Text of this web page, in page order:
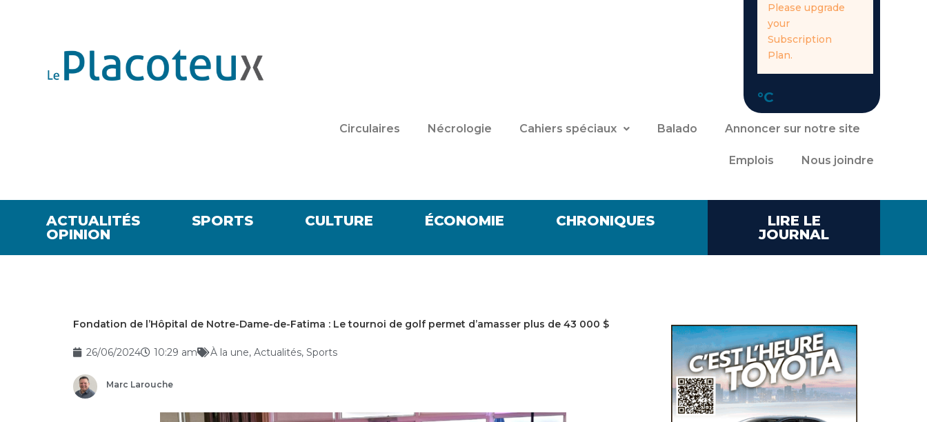
Please upgrade
your
Subscription
Plan.
°C
Circulaires Nécrologie Cahiers spéciaux Balado Annoncer sur notre site
Emplois Nous joindre
ACTUALITÉS SPORTS CULTURE ÉCONOMIE
CHRONIQUES
OPINION
LIRE LE
JOURNAL
Fondation de l’Hôpital de Notre-Dame-de-Fatima : Le tournoi de golf permet d’amasser plus de 43 000 $
26/06/2024 10:29 am À la une, Actualités, Sports
Marc Larouche